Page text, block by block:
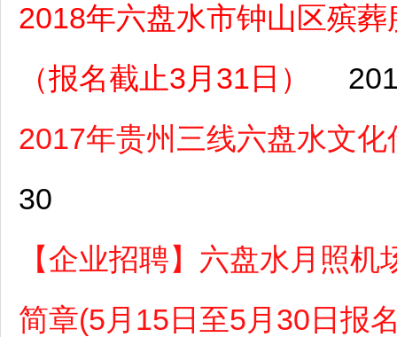
2018年六盘水市钟山区殡
（报名截止3月31日）
2017年贵州三线六盘水文
30
【企业招聘】六盘水月照
简章(5月15日至5月30日报